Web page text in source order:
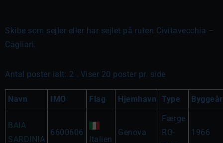
Skibe som sejler eller har sejlet på ruten Civitavecchia –
Cagliari.
Antal poster ialt: 2 . Viser 20 poster pr. side
Navn IMO Flag Hjemhavn Type Byggeår
BAIA
SARDINIA
6600606
Italien
Genova
Færge
RO-
1966